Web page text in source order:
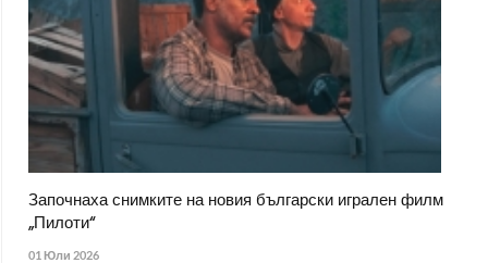
Започнаха снимките на новия български игрален филм
„Пилоти“
01 Юли 2026